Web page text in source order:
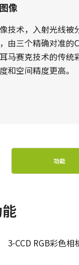
像
技术，入射光线被
由三个精确对准的
马赛克技术的传统
和空间精度更高。
功能
3-CCD RGB彩色相